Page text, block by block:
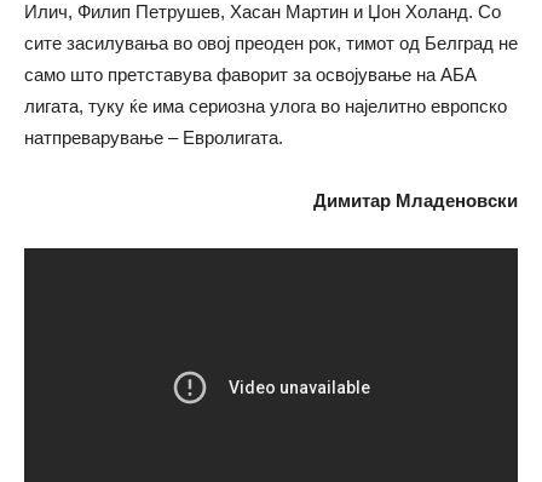
Илич, Филип Петрушев, Хасан Мартин и Џон Холанд. Со
сите засилувања во овој преоден рок, тимот од Белград не
само што претставува фаворит за освојување на АБА
лигата, туку ќе има сериозна улога во најелитно европско
натпреварување – Евролигата.
Димитар Младеновски